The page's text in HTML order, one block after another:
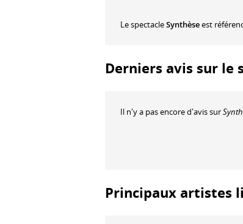
Le spectacleSynthèseest
Derniers avis sur le
Il n'y a pas encore d'avis sur
Principaux artistes